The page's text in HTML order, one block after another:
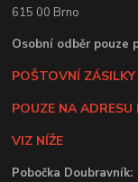
615 00 Brno
Osobní odběr pouze
POŠTOVNÍ
POUZE NA
VIZ NÍŽE
Pobočka Doubravník: